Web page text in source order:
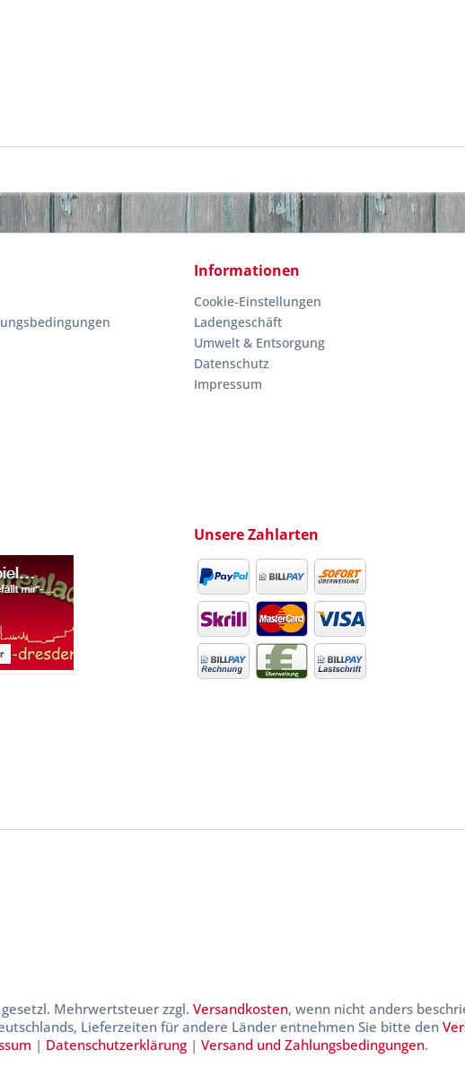
Informationen
Cookie-Einstellungen
Ladengeschäft
Umwelt & Entsorgung
Datenschutz
Impressum
Unsere Zahlarten
Mehrwertsteuer zzgl. Versandkosten, wenn nicht anders
Lieferzeiten für andere Länder entnehmen Sie bitte den
| Datenschutzerklärung| Versand und Zahlungsbedingungen.